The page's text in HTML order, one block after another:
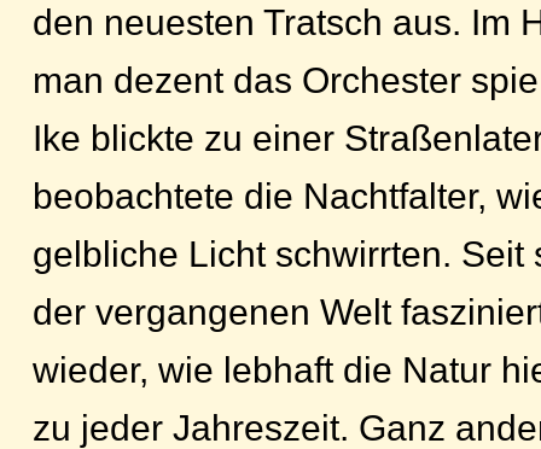
den neuesten Tratsch aus. Im
man dezent das Orchester
Ike blickte zu einer
beobachtete die Nachtfalter,
gelbliche Licht schwirrten. Seit
der vergangenen Welt
wieder, wie lebhaft die Natur
zu jeder Jahreszeit. Ganz